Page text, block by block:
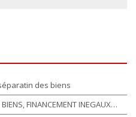
des biens
FINANCEMENT INEGAUX…